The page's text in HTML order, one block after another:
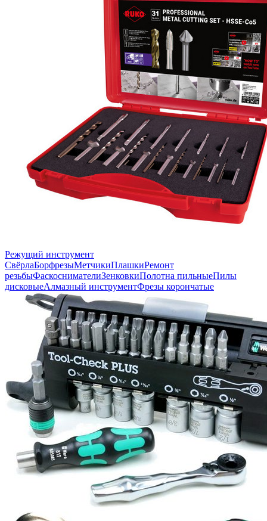
Режущий инструмент
СвёрлаБорфрезыМетчикиПлашкиРемонт
резьбыФаскоснимателиЗенковкиПолотна пильныеПилы
дисковыеАлмазный инструментФрезы корончатые